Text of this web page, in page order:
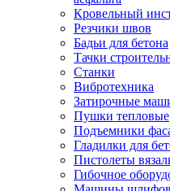
Кровельный
Резчики швов
Бадьи для бетона
Тачки
Станки
Вибротехника
Затирочные
Пушки тепловые
Подъемники
Гладилки для
Пистолеты
Гибочное